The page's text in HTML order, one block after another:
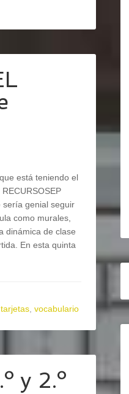
está teniendo el
sería genial seguir
como murales,
dinámica de clase
En esta quinta
tarjetas vocabulario
y 2.º